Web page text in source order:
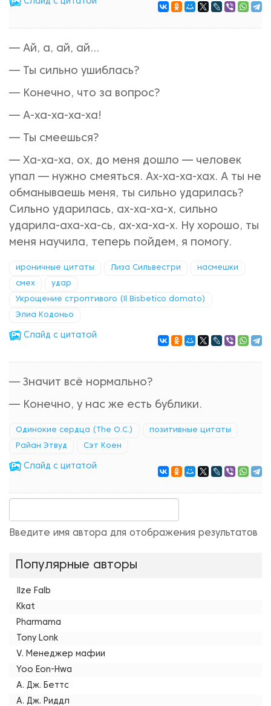
— Ай, а, ай, ай...
— Ты сильно ушиблась?
— Конечно, что за вопрос?
— А-ха-ха-ха-ха!
— Ты смеешься?
— Ха-ха-ха, ох, до меня дошло — человек
упал — нужно смеяться. Ах-ха-ха-хах. А ты не
обманываешь меня, ты сильно ударилась?
Сильно ударилась, ах-ха-ха-х, сильно
ударила-аха-ха-сь, ах-ха-ха-х. Ну хорошо, ты
меня научила, теперь пойдем, я помогу.
ироничные цитаты Лиза Сильвестри насмешки
смех удар
Укрощение строптивого (Il Bisbetico domato)
Элиа Кодоньо
Cлайд с цитатой
— Значит всё нормально?
— Конечно, у нас же есть бублики.
Одинокие сердца (The O.C.) позитивные цитаты
Райан Этвуд Сэт Коен
Cлайд с цитатой
Введите имя автора для отображения результатов
Популярные авторы
Ilze Falb
Kkat
Pharmama
Tony Lonk
V. Менеджер мафии
Yoo Eon-Hwa
А. Дж. Беттс
А. Дж. Риддл